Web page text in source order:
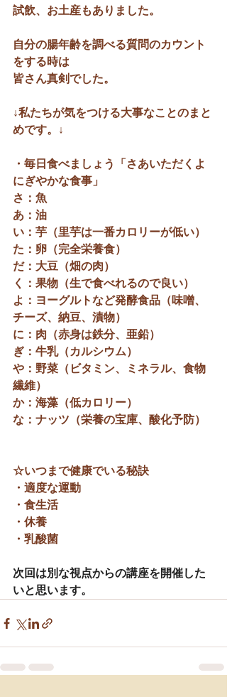
試飲、お土産もありました。
自分の腸年齢を調べる質問のカウント
をする時は
皆さん真剣でした。
↓私たちが気をつける大事なことのまと
めです。↓
・毎日食べましょう「さあいただくよ
にぎやかな食事」
さ：魚
あ：油
い：芋（里芋は一番カロリーが低い）
た：卵（完全栄養食）
だ：大豆（畑の肉）
く：果物（生で食べれるので良い）
よ：ヨーグルトなど発酵食品（味噌、
チーズ、納豆、漬物）
に：肉（赤身は鉄分、亜鉛）
ぎ：牛乳（カルシウム）
や：野菜（ビタミン、ミネラル、食物
繊維）
か：海藻（低カロリー）
な：ナッツ（栄養の宝庫、酸化予防）
☆いつまで健康でいる秘訣
・適度な運動
・食生活
・休養
・乳酸菌
次回は別な視点からの講座を開催した
いと思います。